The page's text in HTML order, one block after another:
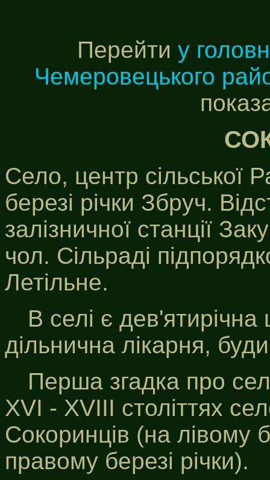
Перейти у
Чемеровецького
Село, центр сільської
березі річки Збруч.
залізничної станції
чол. Сільраді
Летільне.
В селі є
дільнична лікарня,
Перша згадка про
ХVI - XVIII століттях
Сокоринців (на лівому
правому березі річки).